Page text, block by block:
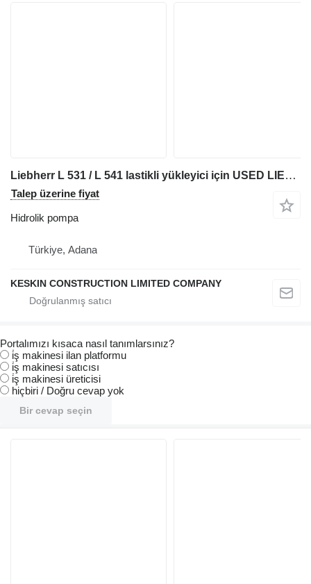
Liebherr L 531 / L 541 lastikli yükleyici için USED LIEBHERR L531 L541 WHEEL LOADER DRIVE PUMP hidrolik pompa
Talep üzerine fiyat
Hidrolik pompa
Türkiye, Adana
KESKIN CONSTRUCTION LIMITED COMPANY
Portalımızı kısaca nasıl tanımlarsınız?
i̇ş makinesi ilan platformu
i̇ş makinesi satıcısı
i̇ş makinesi üreticisi
hiçbiri / Doğru cevap yok
Bir cevap seçin